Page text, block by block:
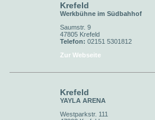
Krefeld
Werkbühne im Südbahhof
Saumstr. 9
47805 Krefeld
Telefon: 02151 5301812
Zur Webseite
Krefeld
YAYLA ARENA
Westparkstr. 111